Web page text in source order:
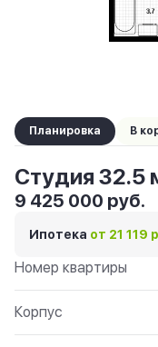
Планировка В
Студия 32.5
9 425 000 руб.
Ипотека от 21 119
Номер квартиры
Корпус